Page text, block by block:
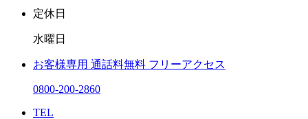
定休日
水曜日
お客様専用 通話料無料 フリーアクセス
0800-200-2860
TEL